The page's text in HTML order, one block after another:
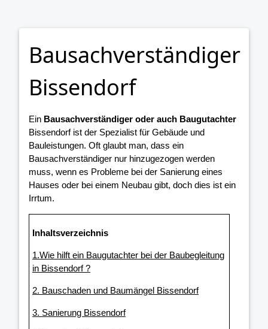
Bausachverständiger
Bissendorf
Ein Bausachverständiger oder auch Baugutachter
Bissendorf ist der Spezialist für Gebäude und
Bauleistungen. Oft glaubt man, dass ein
Bausachverständiger nur hinzugezogen werden
muss, wenn es Probleme bei der Sanierung eines
Hauses oder bei einem Neubau gibt, doch dies ist ein
Irrtum.
Inhaltsverzeichnis
1.Wie hilft ein Baugutachter bei der Baubegleitung
in Bissendorf ?
2. Bauschaden und Baumängel Bissendorf
3. Sanierung Bissendorf